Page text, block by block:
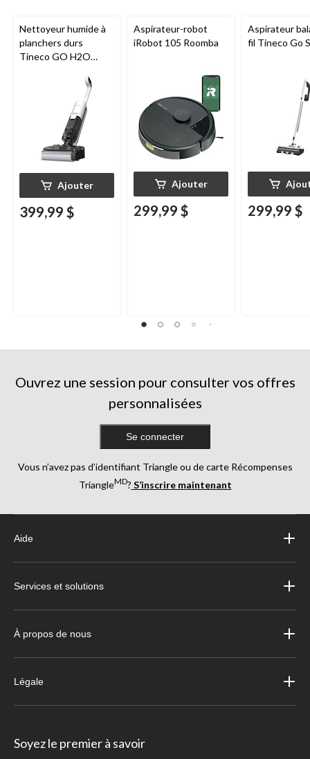
Nettoyeur humide à
planchers durs
Tineco GO H2O
Ajouter
399,99 $
Aspirateur-robot
iRobot 105 Roomba
Ajouter
299,99 $
Aspirateur
fil Tineco Go
299,99 $
Ouvrez une session pour consulter vos offres
personnalisées
Se connecter
Vous n’avez pas d’identifiant Triangle ou de carte Récompenses
TriangleMD? S’inscrire maintenant
Aide
Services et solutions
À propos de nous
Légale
Soyez le premier à savoir